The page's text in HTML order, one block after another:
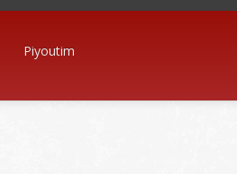
Piyoutim